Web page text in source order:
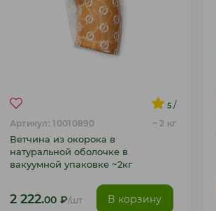
5 /
Артикул: 10010890 ~ 2 кг
Ветчина из окорока в
натуральной оболочке в
вакуумной упаковке ~2кг
2 222.00 ₽/шт В корзину